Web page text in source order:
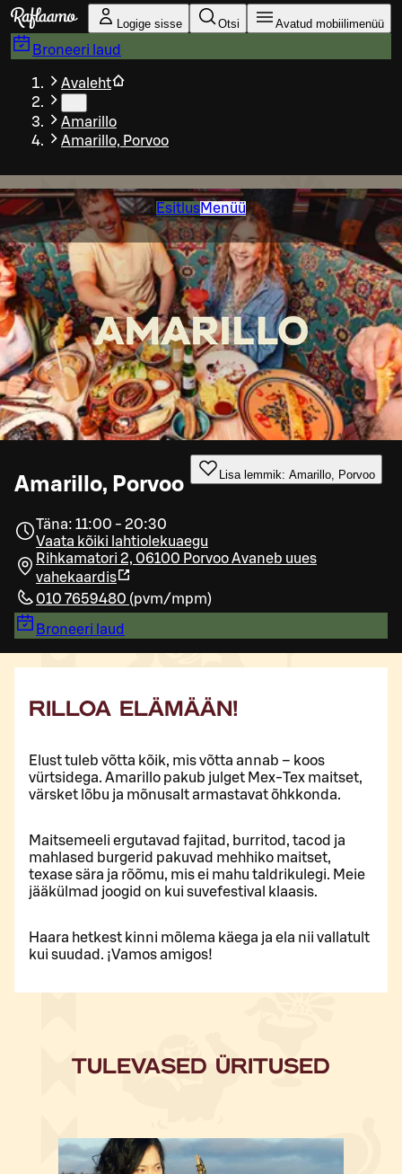
Liigu peamise sisu juurde
Logige sisse Otsi Avatud mobiilimenüü
Broneeri laud
Avaleht
Amarillo
Amarillo, Porvoo
EsitlusMenüü
Amarillo, Porvoo Lisa lemmik: Amarillo, Porvoo
Täna: 11:00 - 20:30
Vaata kõiki lahtiolekuaegu
Rihkamatori 2, 06100 PorvooAvaneb uues
vahekaardis
010 7659480 (pvm/mpm)
Broneeri laud
RILLOA ELÄMÄÄN!
Elust tuleb võtta kõik, mis võtta annab – koos
vürtsidega. Amarillo pakub julget Mex-Tex maitset,
värsket lõbu ja mõnusalt armastavat õhkkonda.
Maitsemeeli ergutavad fajitad, burritod, tacod ja
mahlased burgerid pakuvad mehhiko maitset,
texase sära ja rõõmu, mis ei mahu taldrikulegi. Meie
jääkülmad joogid on kui suvefestival klaasis.
Haara hetkest kinni mõlema käega ja ela nii vallatult
kui suudad. ¡Vamos amigos!
TULEVASED ÜRITUSED